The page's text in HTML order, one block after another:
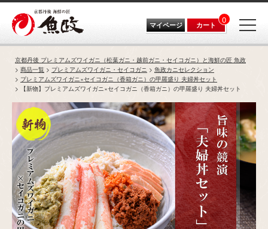
マイページ カート 0
京都丹後 プレミアムズワイガニ（松葉ガニ・越前ガニ・セイコガニ）と海鮮の匠 魚政
商品一覧
プレミアムズワイガニ・セイコガニ
魚政カニセレクション
プレミアムズワイガニ×セイコガニ（香箱ガニ）の甲羅盛り 夫婦丼セット
【新物】プレミアムズワイガニ×セイコガニ（香箱ガニ）の甲羅盛り 夫婦丼セット